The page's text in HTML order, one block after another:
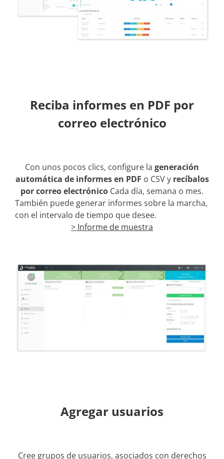
Reciba informes en PDF por
correo electrónico
Con unos pocos clics, configure la generación
automática de informes en PDF o CSV y recíbalos
por correo electrónico Cada día, semana o mes.
También puede generar informes sobre la marcha,
con el intervalo de tiempo que desee.
> Informe de muestra
Agregar usuarios
Cree grupos de usuarios, asociados con derechos